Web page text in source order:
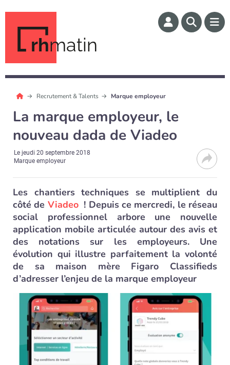
rhmatin
Recrutement & Talents Marque employeur
La marque employeur, le
nouveau dada de Viadeo
Lejeudi 20 septembre 2018
Marque employeur
Les chantiers techniques se multiplient du
côté de Viadeo ! Depuis ce mercredi, le réseau
social professionnel arbore une nouvelle
application mobile articulée autour des avis et
des notations sur les employeurs. Une
évolution qui illustre parfaitement la volonté
de sa maison mère Figaro Classifieds
d’adresser l’enjeu de la marque employeur